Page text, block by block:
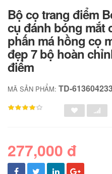
Bộ cọ trang điểm
cụ đánh bóng mắt
phấn má hồng cọ
đẹp 7 bộ hoàn
điểm
MÃ SẢN PHẨM: TD-
277,000 đ